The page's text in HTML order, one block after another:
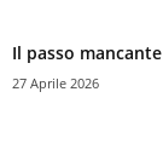
Il passo
27 Aprile 2026